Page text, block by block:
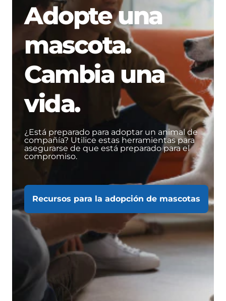
Adopte una
mascota.
Cambia una
vida.
¿Está preparado para adoptar un animal de
compañía? Utilice estas herramientas para
asegurarse de que está preparado para el
compromiso.
Recursos para la adopción de mascotas